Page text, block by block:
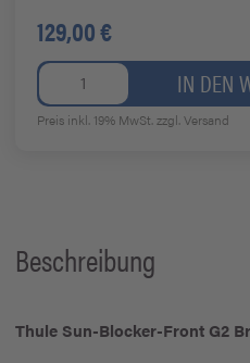
129,00 €
IN DEN
Preis inkl. 19% MwSt.zzgl. Versand
Beschreibung
Thule Sun-Blocker-Front G2